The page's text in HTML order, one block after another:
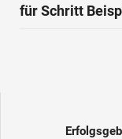
für Schritt